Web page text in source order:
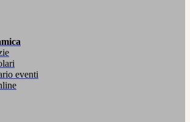
eventi